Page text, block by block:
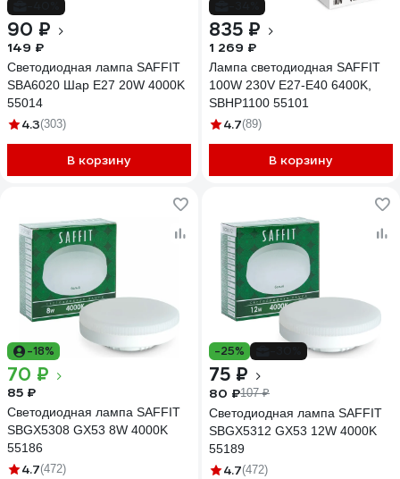
90 ₽
149 ₽
Светодиодная лампа SAFFIT
SBA6020 Шар E27 20W 4000K
55014
4.3(303)
В корзину
835 ₽
1 269 ₽
Лампа светодиодная SAFFIT
100W 230V Е27-E40 6400K,
SBHP1100 55101
4.7(89)
В корзину
-18%
70 ₽
85 ₽
Светодиодная лампа SAFFIT
SBGX5308 GX53 8W 4000K
55186
4.7(472)
-25%
75 ₽
80 ₽107 ₽
Светодиодная лампа SAFFIT
SBGX5312 GX53 12W 4000K
55189
4.7(472)